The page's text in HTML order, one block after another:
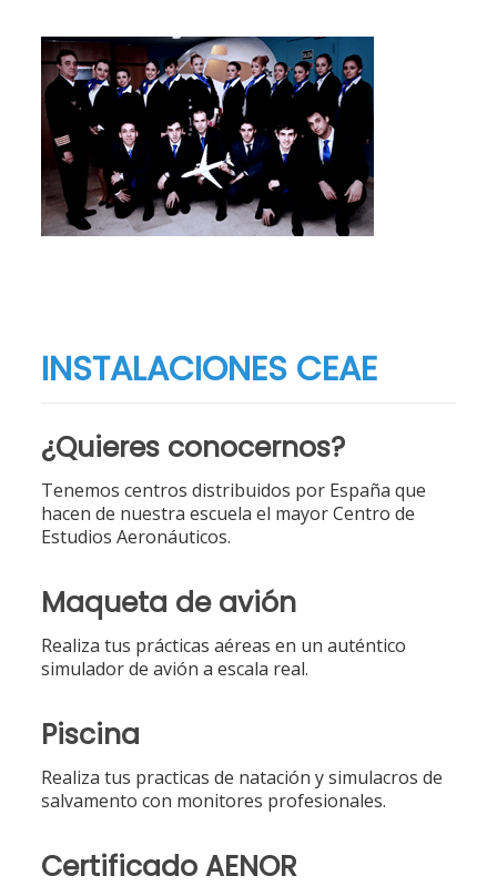
INSTALACIONES CEAE
¿Quieres conocernos?
Tenemos centros distribuidos por España que
hacen de nuestra escuela el mayor Centro de
Estudios Aeronáuticos.
Maqueta de avión
Realiza tus prácticas aéreas en un auténtico
simulador de avión a escala real.
Piscina
Realiza tus practicas de natación y simulacros de
salvamento con monitores profesionales.
Certificado AENOR